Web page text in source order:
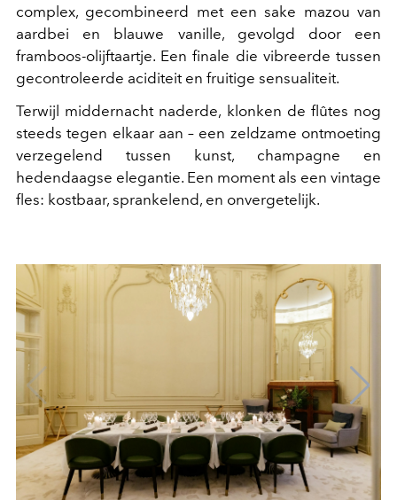
complex, gecombineerd met een sake mazou van
aardbei en blauwe vanille, gevolgd door een
framboos-olijftaartje. Een finale die vibreerde tussen
gecontroleerde aciditeit en fruitige sensualiteit.
Terwijl middernacht naderde, klonken de flûtes nog
steeds tegen elkaar aan – een zeldzame ontmoeting
verzegelend tussen kunst, champagne en
hedendaagse elegantie. Een moment als een vintage
fles: kostbaar, sprankelend, en onvergetelijk.